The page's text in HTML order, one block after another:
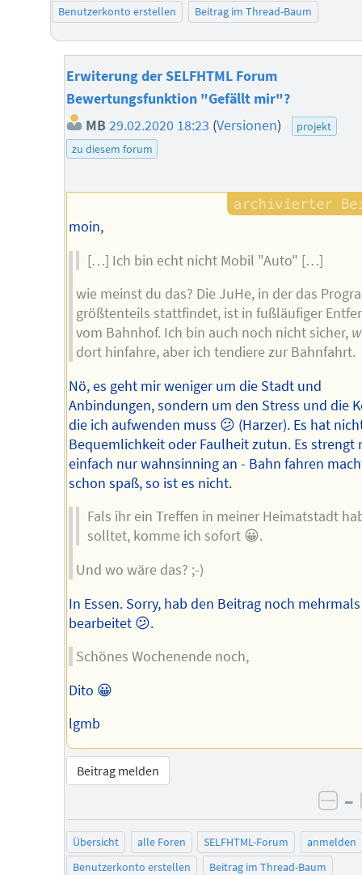
Benutzerkonto erstellen Beitrag im Thread-Baum
Erwiterung der SELFHTML Forum
Bewertungsfunktion "Gefällt mir"?
MB29.02.2020 18:23 (Versionen)
projekt
zu diesem forum
moin,
[…] Ich bin echt nicht Mobil "Auto" […]
wie meinst du das? Die JuHe, in der das
größtenteils stattfindet, ist in fußläufiger
vom Bahnhof. Ich bin auch noch nicht sicher,
dort hinfahre, aber ich tendiere zur Bahnfahrt.
Nö, es geht mir weniger um die Stadt und
Anbindungen, sondern um den Stress und die
die ich aufwenden muss 😕 (Harzer). Es hat
Bequemlichkeit oder Faulheit zutun. Es strengt
einfach nur wahnsinning an - Bahn fahren
schon spaß, so ist es nicht.
Fals ihr ein Treffen in meiner Heimatstadt
solltet, komme ich sofort 😀.
Und wo wäre das? ;-)
In Essen. Sorry, hab den Beitrag noch mehrmals
bearbeitet 😕.
Schönes Wochenende noch,
Dito 😀
lgmb
Beitrag melden
–
Übersicht alle Foren SELFHTML-Forum
anmelden
Benutzerkonto erstellen
Beitrag im Thread-Baum